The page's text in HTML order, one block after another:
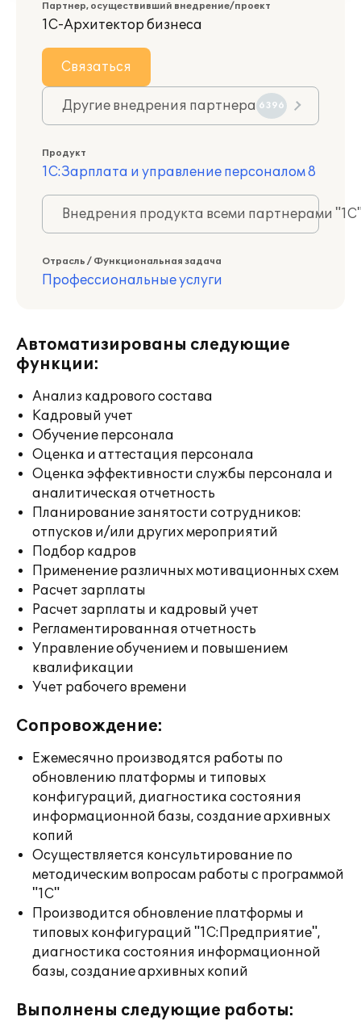
Партнер, осуществивший внедрение/проект
1С-Архитектор бизнеса
Связаться
Другие внедрения партнера 6396
Продукт
1С:Зарплата и управление персоналом 8
Внедрения продукта всеми партнерами
Отрасль / Функциональная задача
Профессиональные услуги
Автоматизированы следующие
функции:
Анализ кадрового состава
Кадровый учет
Обучение персонала
Оценка и аттестация персонала
Оценка эффективности службы персонала и
аналитическая отчетность
Планирование занятости сотрудников:
отпусков и/или других мероприятий
Подбор кадров
Применение различных мотивационных схем
Расчет зарплаты
Расчет зарплаты и кадровый учет
Регламентированная отчетность
Управление обучением и повышением
квалификации
Учет рабочего времени
Сопровождение:
Ежемесячно производятся работы по
обновлению платформы и типовых
конфигураций, диагностика состояния
информационной базы, создание архивных
копий
Осуществляется консультирование по
методическим вопросам работы с программой
"1С"
Производится обновление платформы и
типовых конфигураций "1С:Предприятие",
диагностика состояния информационной
базы, создание архивных копий
Выполнены следующие работы: